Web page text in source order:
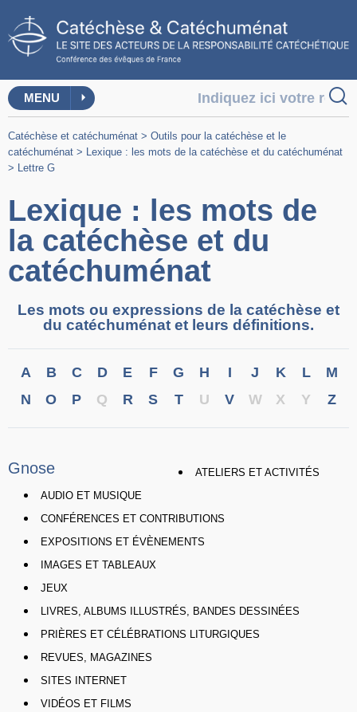
MENU
Catéchèse et catéchuménat > Outils pour la catéchèse et le
catéchuménat > Lexique : les mots de la catéchèse et du catéchuménat
> Lettre G
Lexique : les mots de
la catéchèse et du
catéchuménat
Les mots ou expressions de la catéchèse et
du catéchuménat et leurs définitions.
A B C D E F G H I J K L
M
N
O P Q R S T U V W X Y Z
Gnose
ATELIERS ET ACTIVITÉS
AUDIO ET MUSIQUE
CONFÉRENCES ET CONTRIBUTIONS
EXPOSITIONS ET ÉVÈNEMENTS
IMAGES ET TABLEAUX
JEUX
LIVRES, ALBUMS ILLUSTRÉS, BANDES DESSINÉES
PRIÈRES ET CÉLÉBRATIONS LITURGIQUES
REVUES, MAGAZINES
SITES INTERNET
VIDÉOS ET FILMS